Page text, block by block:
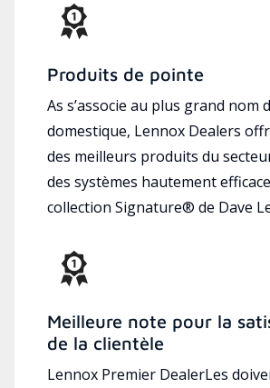
Produits de pointe
As s’associe au plus grand nom
domestique, Lennox Dealers
des meilleurs produits du
des systèmes hautement
collection Signature® de Dave
Meilleure note pour la
de la clientèle
Lennox Premier DealerLes